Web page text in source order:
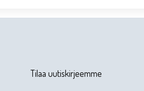
Tilaa uutiskirjeemme